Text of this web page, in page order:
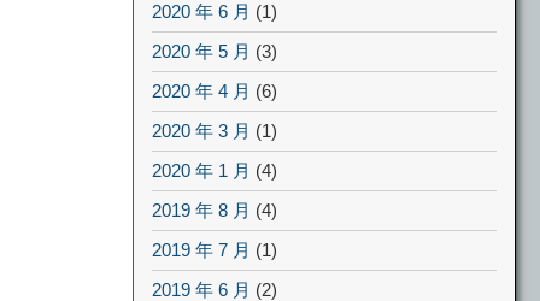
2020 年 6 月 (1)
2020 年 5 月 (3)
2020 年 4 月 (6)
2020 年 3 月 (1)
2020 年 1 月 (4)
2019 年 8 月 (4)
2019 年 7 月 (1)
2019 年 6 月 (2)